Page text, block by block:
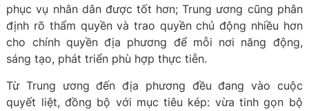
phục vụ nhân dân được tốt hơn; Trung ương cũng phân
định rõ thẩm quyền và trao quyền chủ động nhiều hơn
cho chính quyền địa phương để mỗi nơi năng động,
sáng tạo, phát triển phù hợp thực tiễn.
Từ Trung ương đến địa phương đều đang vào cuộc
quyết liệt, đồng bộ với mục tiêu kép: vừa tinh gọn bộ